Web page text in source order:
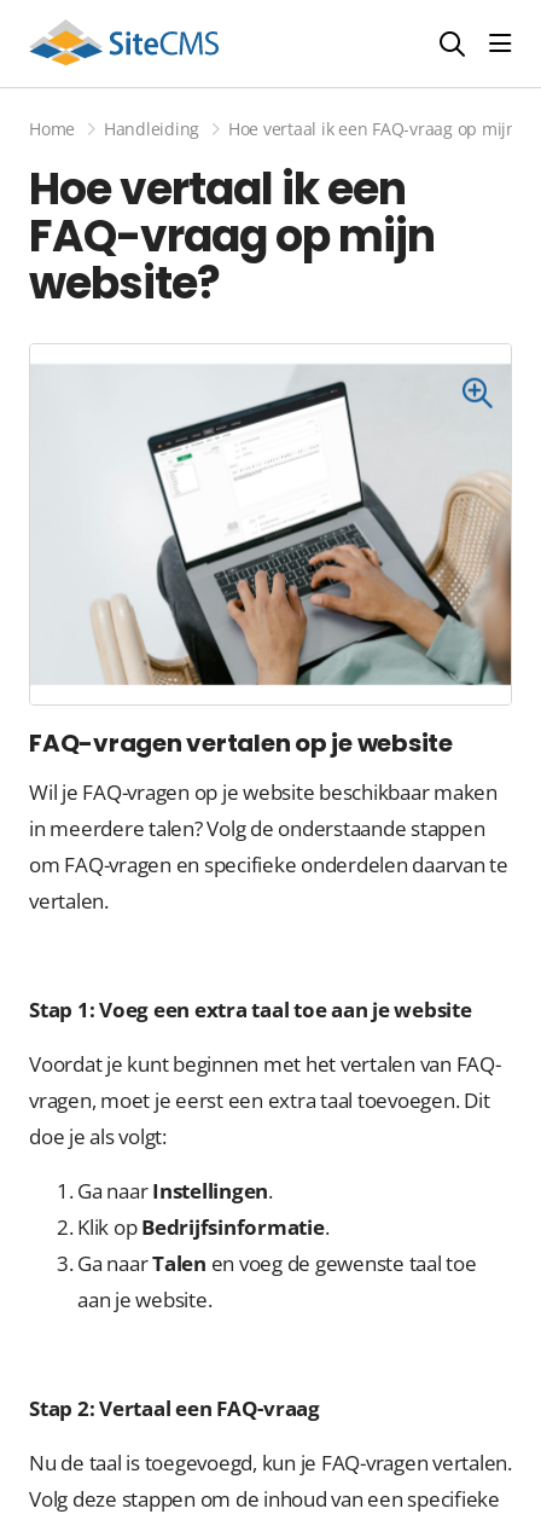
Home Handleiding Hoe vertaal ik een FAQ-vraag op mijn
Hoe vertaal ik een
FAQ-vraag op mijn
website?
FAQ-vragen vertalen op je website
Wil je FAQ-vragen op je website beschikbaar maken
in meerdere talen? Volg de onderstaande stappen
om FAQ-vragen en specifieke onderdelen daarvan te
vertalen.
Stap 1: Voeg een extra taal toe aan je website
Voordat je kunt beginnen met het vertalen van FAQ-
vragen, moet je eerst een extra taal toevoegen. Dit
doe je als volgt:
Ga naarInstellingen.
Klik opBedrijfsinformatie.
Ga naarTalen en voeg de gewenste taal toe
aan je website.
Stap 2: Vertaal een FAQ-vraag
Nu de taal is toegevoegd, kun je FAQ-vragen vertalen.
Volg deze stappen om de inhoud van een specifieke